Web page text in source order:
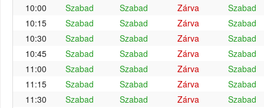
10:00
Szabad Szabad Zárva
Szabad
10:15
Szabad Szabad Zárva
Szabad
10:30
Szabad Szabad Zárva
Szabad
10:45
Szabad Szabad Zárva
Szabad
11:00
Szabad Szabad Zárva
Szabad
11:15
Szabad Szabad Zárva
Szabad
11:30
Szabad Szabad Zárva
Szabad